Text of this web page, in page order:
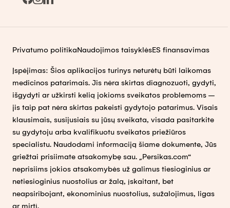
Privatumo politikaNaudojimos taisyklėsES finansavimas
Įspėjimas: Šios aplikacijos turinys neturėtų būti laikomas
medicinos patarimais. Jis nėra skirtas diagnozuoti, gydyti,
išgydyti ar užkirsti kelią jokioms sveikatos problemoms –
jis taip pat nėra skirtas pakeisti gydytojo patarimus. Visais
klausimais, susijusiais su jūsų sveikata, visada pasitarkite
su gydytoju arba kvalifikuotu sveikatos priežiūros
specialistu. Naudodami informaciją šiame dokumente, Jūs
griežtai prisiimate atsakomybę sau. „Persikas.com“
neprisiims jokios atsakomybės už galimus tiesioginius ar
netiesioginius nuostolius ar žalą, įskaitant, bet
neapsiribojant, ekonominius nuostolius, sužalojimus, ligas
ar mirtį.